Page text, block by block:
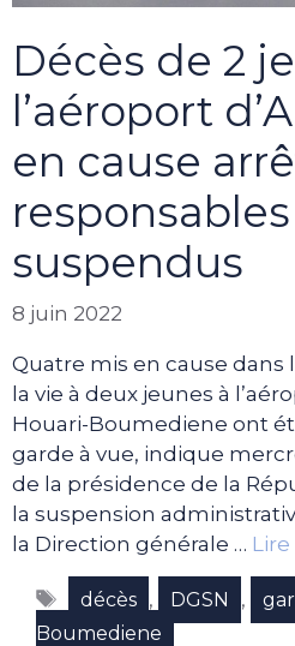
Décès de 2
l’aéroport
en cause
responsables
suspendus
8 juin 2022
Quatre mis en cause dans
la vie à deux jeunes à
Houari-Boumediene ont
garde à vue, indique
de la présidence de la
la suspension
la Direction générale …
Étiquettes
décès , DGSN ,
Boumediene